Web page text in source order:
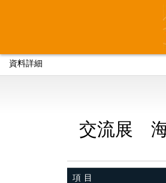
資料詳細
交流展 海
項目